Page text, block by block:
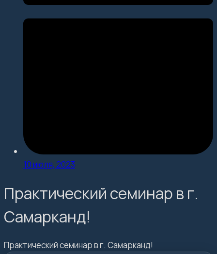
10 июля, 2023
Практический семинар в г.
Самарканд!
Практический семинар в г. Самарканд!